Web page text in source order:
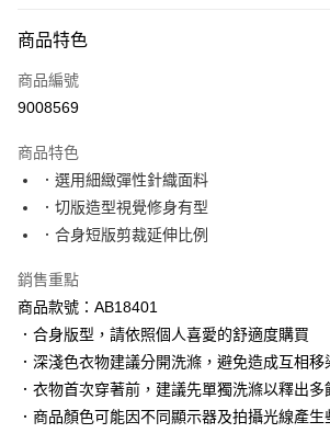
付款後全家取貨
萊爾富取貨付款
付款後萊爾富取貨
每筆NT$60，滿NT$1,000(含以上)免運費
7-11取貨付款
每筆NT$60，滿NT$1,000(含以上)免運費
付款後7-11取貨
每筆NT$60，滿NT$1,000(含以上)免運費
宅配
每筆NT$120，滿NT$1,000(含以上)免運費
商品特色
商品編號
9008569
商品特色
．選用細緻彈性針織面料
．切版造型視覺修身有型
．合身短版剪裁延伸比例
銷售重點
商品款號：AB18401
．合身版型，請依照個人喜愛的舒適度購買
．深淺色衣物建議分開洗滌，避免造成互相移
．衣物首次穿著前，建議先單獨洗滌以釋出多
．商品顏色可能因不同顯示器及拍攝光線產